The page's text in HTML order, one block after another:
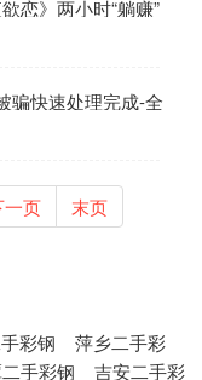
恋》两小时“躺赚”
骗快速处理完成-全
一页 末页
彩钢
萍乡二手彩
手彩钢 吉安二手彩